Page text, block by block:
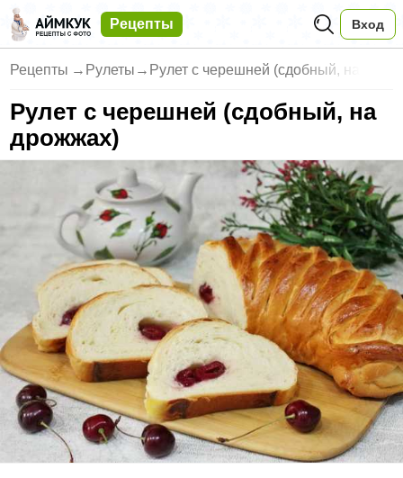
Рецепты Вход
Рецепты → Рулеты → Рулет с черешней (сдобный, на
Рулет с черешней (сдобный, на
дрожжах)